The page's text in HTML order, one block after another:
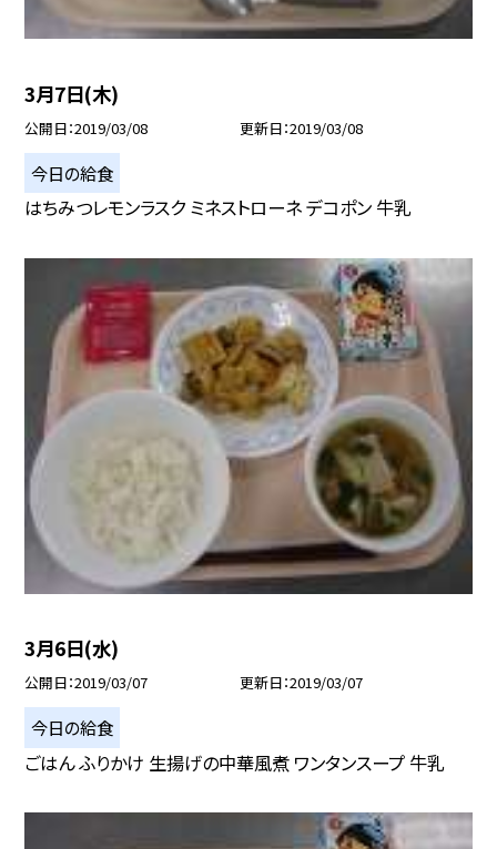
3月7日(木)
公開日 2019/03/08 更新日 2019/03/08
今日の給食
はちみつレモンラスク ミネストローネ デコポン 牛乳
3月6日(水)
公開日 2019/03/07 更新日 2019/03/07
今日の給食
ごはん ふりかけ 生揚げの中華風煮 ワンタンスープ 牛乳